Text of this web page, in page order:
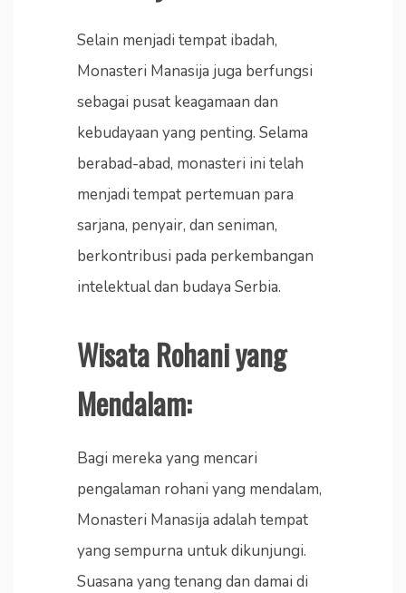
Selain menjadi tempat ibadah,
Monasteri Manasija juga berfungsi
sebagai pusat keagamaan dan
kebudayaan yang penting. Selama
berabad-abad, monasteri ini telah
menjadi tempat pertemuan para
sarjana, penyair, dan seniman,
berkontribusi pada perkembangan
intelektual dan budaya Serbia.
Wisata Rohani yang
Mendalam:
Bagi mereka yang mencari
pengalaman rohani yang mendalam,
Monasteri Manasija adalah tempat
yang sempurna untuk dikunjungi.
Suasana yang tenang dan damai di